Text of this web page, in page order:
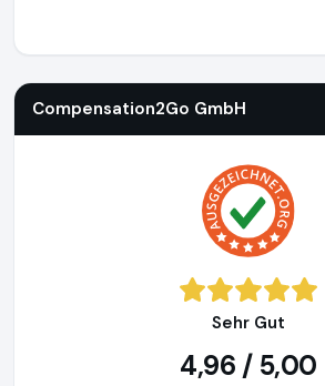
Compensation2Go GmbH
Sehr Gut
4,96 / 5,00